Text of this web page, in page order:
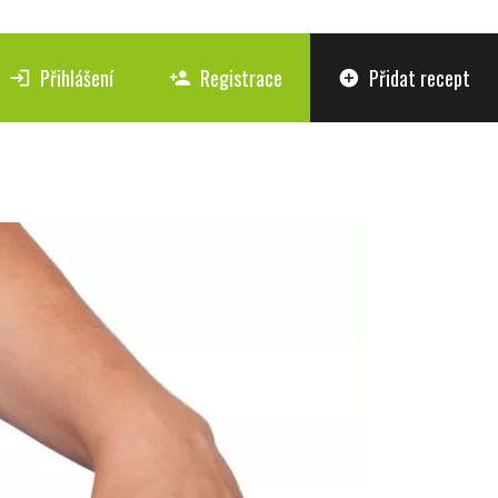
login Přihlášení person_add Registrace add_circle Přidat recept